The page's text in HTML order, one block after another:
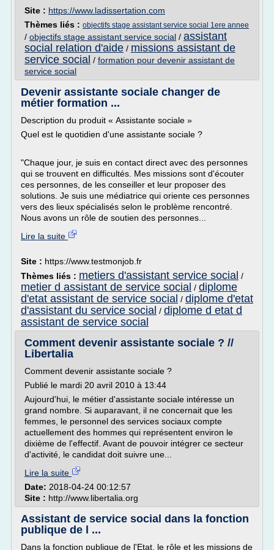
Site : https://www.ladissertation.com
Thèmes liés : objectifs stage assistant service social 1ere annee
/ objectifs stage assistant service social / assistant
social relation d'aide / missions assistant de
service social / formation pour devenir assistant de
service social
Devenir assistante sociale changer de
métier formation ...
Description du produit « Assistante sociale »
Quel est le quotidien d'une assistante sociale ?
"Chaque jour, je suis en contact direct avec des personnes
qui se trouvent en difficultés. Mes missions sont d'écouter
ces personnes, de les conseiller et leur proposer des
solutions. Je suis une médiatrice qui oriente ces personnes
vers des lieux spécialisés selon le problème rencontré.
Nous avons un rôle de soutien des personnes...
Lire la suite
Site : https://www.testmonjob.fr
Thèmes liés : metiers d'assistant service social /
metier d assistant de service social / diplome
d'etat assistant de service social / diplome d'etat
d'assistant du service social / diplome d etat d
assistant de service social
Comment devenir assistante sociale ? //
Libertalia
Comment devenir assistante sociale ?
Publié le mardi 20 avril 2010 à 13:44
Aujourd'hui, le métier d'assistante sociale intéresse un
grand nombre. Si auparavant, il ne concernait que les
femmes, le personnel des services sociaux compte
actuellement des hommes qui représentent environ le
dixième de l'effectif. Avant de pouvoir intégrer ce secteur
d'activité, le candidat doit suivre une...
Lire la suite
Date: 2018-04-24 00:12:57
Site : http://www.libertalia.org
Assistant de service social dans la fonction
publique de l ...
Dans la fonction publique de l'Etat, le rôle et les missions de